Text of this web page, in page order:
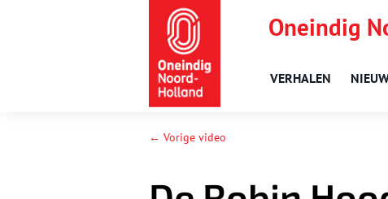
Oneindig
VERHALEN
← Vorige video